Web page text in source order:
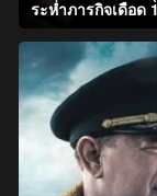
ระห่ำภารกิจเดือด